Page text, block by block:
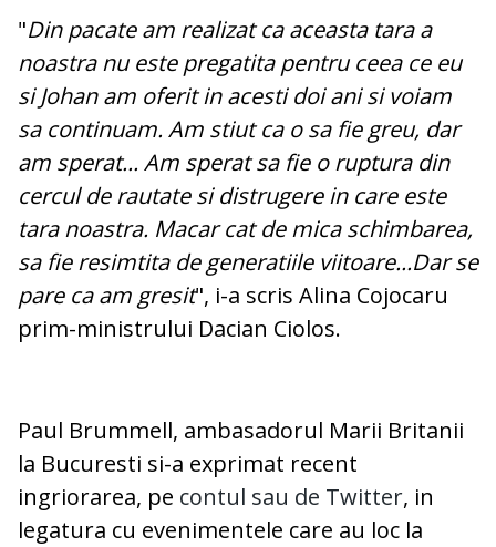
"Din pacate am realizat ca aceasta tara a
noastra nu este pregatita pentru ceea ce eu
si Johan am oferit in acesti doi ani si voiam
sa continuam. Am stiut ca o sa fie greu, dar
am sperat... Am sperat sa fie o ruptura din
cercul de rautate si distrugere in care este
tara noastra. Macar cat de mica schimbarea,
sa fie resimtita de generatiile viitoare...Dar se
pare ca am gresit", i-a scris Alina Cojocaru
prim-ministrului Dacian Ciolos.
Paul Brummell, ambasadorul Marii Britanii
la Bucuresti si-a exprimat recent
ingriorarea, pe contul sau de Twitter, in
legatura cu evenimentele care au loc la